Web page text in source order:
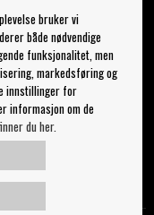
ut
OK
bruker vi
både nødvendige
funksjonalitet, men
markedsføring og
innstillinger for
informasjon om de
du her.